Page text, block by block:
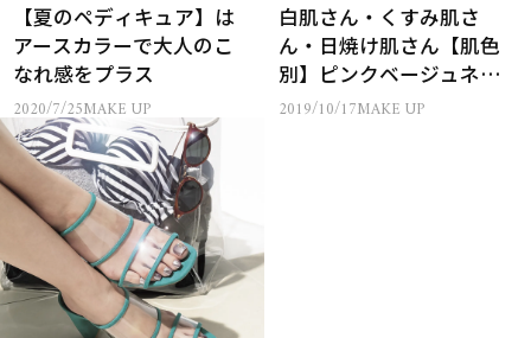
【夏のペディキュア】は
アースカラーで大人のこ
なれ感をプラス
2020/7/25MAKE UP
白肌さん・くすみ肌さ
ん・日焼け肌さん【肌色
別】ピンクベージュネイ
ル【マニキュア＆ペディ
2019/10/17MAKE UP